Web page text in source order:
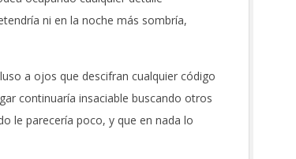
ni en la noche más sombría,
a ojos que descifran cualquier código
continuaría insaciable buscando otros
le parecería poco, y que en nada lo